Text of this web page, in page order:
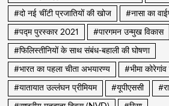
#दो नई चींटी प्रजातियों की खोज #नासा का
#पद्म पुरस्कार 2021 #पारगमन उन्मुख विकास
#फिलिस्तीनियों के साथ संबंध-बहाली की घोषणा
#भारत का पहला चीता अभयारण्य #भीमा
#यातायात उल्लंघन प्रीमियम #यूपीएससी